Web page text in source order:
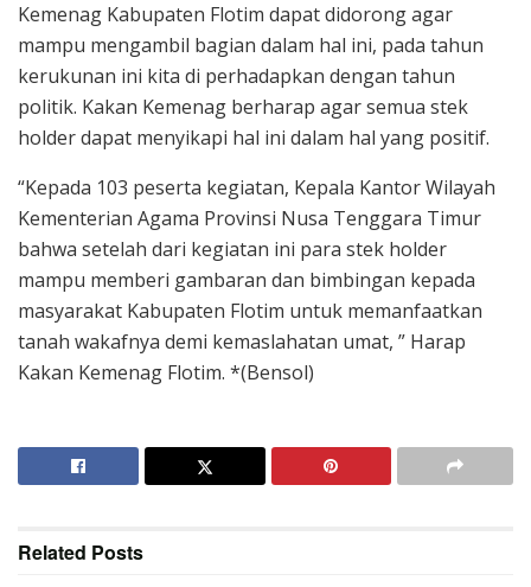
Kemenag Kabupaten Flotim dapat didorong agar
mampu mengambil bagian dalam hal ini, pada tahun
kerukunan ini kita di perhadapkan dengan tahun
politik. Kakan Kemenag berharap agar semua stek
holder dapat menyikapi hal ini dalam hal yang positif.
“Kepada 103 peserta kegiatan, Kepala Kantor Wilayah
Kementerian Agama Provinsi Nusa Tenggara Timur
bahwa setelah dari kegiatan ini para stek holder
mampu memberi gambaran dan bimbingan kepada
masyarakat Kabupaten Flotim untuk memanfaatkan
tanah wakafnya demi kemaslahatan umat, ” Harap
Kakan Kemenag Flotim. *(Bensol)
Related Posts